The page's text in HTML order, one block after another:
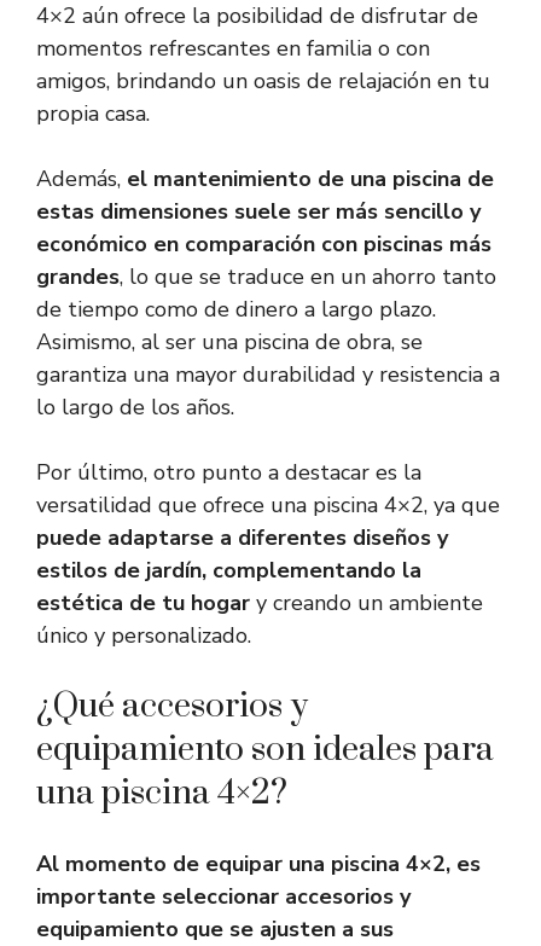
4×2 aún ofrece la posibilidad de disfrutar de
momentos refrescantes en familia o con
amigos, brindando un oasis de relajación en tu
propia casa.
Además, el mantenimiento de una piscina de
estas dimensiones suele ser más sencillo y
económico en comparación con piscinas más
grandes, lo que se traduce en un ahorro tanto
de tiempo como de dinero a largo plazo.
Asimismo, al ser una piscina de obra, se
garantiza una mayor durabilidad y resistencia a
lo largo de los años.
Por último, otro punto a destacar es la
versatilidad que ofrece una piscina 4×2, ya que
puede adaptarse a diferentes diseños y
estilos de jardín, complementando la
estética de tu hogar y creando un ambiente
único y personalizado.
¿Qué accesorios y
equipamiento son ideales para
una piscina 4×2?
Al momento de equipar una piscina 4×2, es
importante seleccionar accesorios y
equipamiento que se ajusten a sus